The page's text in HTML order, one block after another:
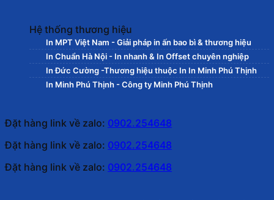
Hệ thống thương hiệu
In MPT Việt Nam - Giải pháp in ấn bao bì & thương hiệu
In Chuẩn Hà Nội - In nhanh & In Offset chuyên nghiệp
In Đức Cường -Thương hiệu thuộc In In Minh Phú Thịnh
In Minh Phú Thịnh - Công ty Minh Phú Thịnh
Đặt hàng link về zalo: 0902.254648
Đặt hàng link về zalo: 0902.254648
Đặt hàng link về zalo: 0902.254648